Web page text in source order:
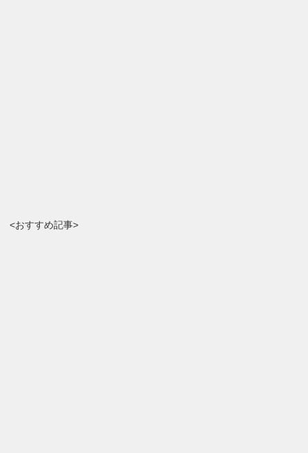
<おすすめ記事>